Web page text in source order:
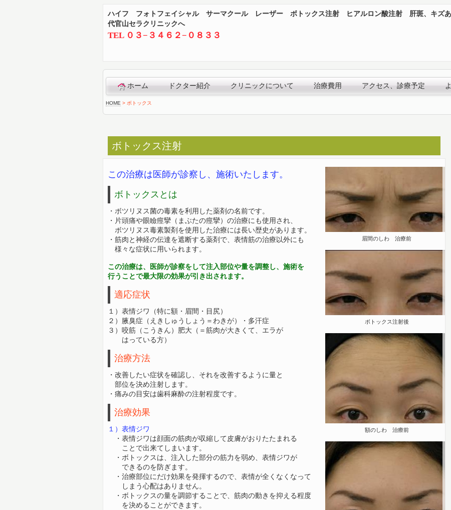
ハイフ フォトフェイシャル サーマクール レーザー ボトックス注射 ヒアルロン酸注射 肝斑、キズあ
代官山セラクリニックへ
TEL ０３−３４６２−０８３３
ホーム ドクター紹介 クリニックについて 治療費用 アクセス、診療予定
HOME > ボトックス
ボトックス注射
この治療は医師が診察し、施術いたします。
ボトックスとは
・ボツリヌス菌の毒素を利用した薬剤の名前です。
・片頭痛や眼瞼痙攣（まぶたの痙攣）の治療にも使用され、
ボツリヌス毒素製剤を使用した治療には長い歴史があります。
・筋肉と神経の伝達を遮断する薬剤で、表情筋の治療以外にも
様々な症状に用いられます。
この治療は、医師が診察をして注入部位や量を調整し、施術を
行う ことで最大限の効果が引き出されます。
適応症状
１）表情ジワ（特に額・眉間・目尻）
２）腋臭症（えきしゅうしょう＝わきが）・多汗症
３）咬筋（こうきん）肥大（＝筋肉が大きくて、エラが
はっている方）
治療方法
・改善したい症状を確認し、それを改善するように量と
部位を決め注射します。
・痛みの目安は歯科麻酔の注射程度です。
治療効果
１）表情ジワ
・表情ジワは顔面の筋肉が収縮して皮膚がおりたたまれる
ことで出来て しまいます。
・ボトックスは、注入した部分の筋力を弱め、表情ジワが
できるのを防ぎます。
・治療部位にだけ効果を発揮するので、表情が全くなくなって
しまう心配はありません。
・ボトックスの量を調節することで、筋肉の動きを抑える程度
を決める ことができます。
眉間のしわ 治療前
ボトックス注射後
額のしわ 治療前